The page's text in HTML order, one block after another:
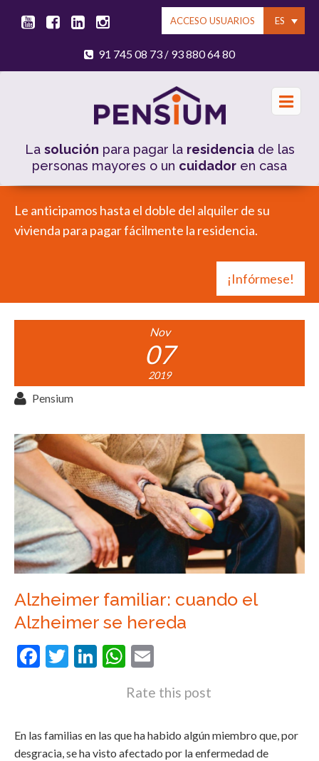
ES
ACCESO USUARIOS
91 745 08 73/ 93 880 64 80
La solución para pagar la residenciade las
personas mayores o un cuidador en casa
Le anticipamos hasta el doble del alquiler de su
vivienda para pagar fácilmente la residencia.
¡Infórmese!
Nov
07
2019
Pensium
Alzheimer familiar: cuando el
Alzheimer se hereda
Facebook
Twitter
LinkedIn
WhatsApp
Rate this post
En las familias en las que ha habido algún miembro que, por
desgracia, se ha visto afectado por la enfermedad de